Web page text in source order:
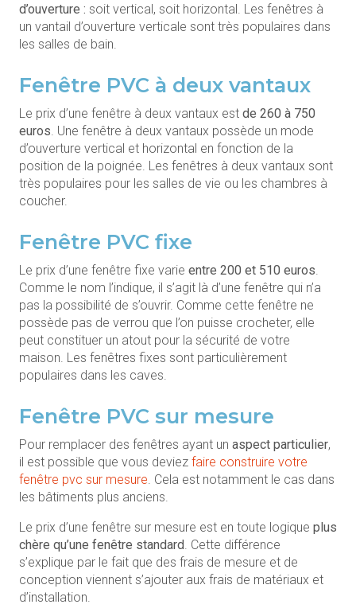
d’ouverture : soit vertical, soit horizontal. Les fenêtres à
un vantail d’ouverture verticale sont très populaires dans
les salles de bain.
Fenêtre PVC à deux vantaux
Le prix d’une fenêtre à deux vantaux est de 260 à 750
euros . Une fenêtre à deux vantaux possède un mode
d’ouverture vertical et horizontal en fonction de la
position de la poignée. Les fenêtres à deux vantaux sont
très populaires pour les salles de vie ou les chambres à
coucher.
Fenêtre PVC fixe
Le prix d’une fenêtre fixe varie entre 200 et 510 euros
Comme le nom l’indique, il s’agit là d’une fenêtre qui n’a
pas la possibilité de s’ouvrir. Comme cette fenêtre ne
possède pas de verrou que l’on puisse crocheter, elle
peut constituer un atout pour la sécurité de votre
maison. Les fenêtres fixes sont particulièrement
populaires dans les caves.
Fenêtre PVC sur mesure
Pour remplacer des fenêtres ayant un aspect particulier,
il est possible que vous deviez faire construire votre
fenêtre pvc sur mesure . Cela est notamment le cas dans
les bâtiments plus anciens.
Le prix d’une fenêtre sur mesure est en toute logique plus
chère qu’une fenêtre standard . Cette différence
s’explique par le fait que des frais de mesure et de
conception viennent s’ajouter aux frais de matériaux et
d’installation.